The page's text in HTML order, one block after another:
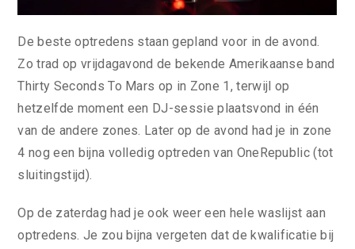
De beste optredens staan gepland voor in de avond.
Zo trad op vrijdagavond de bekende Amerikaanse band
Thirty Seconds To Mars op in Zone 1, terwijl op
hetzelfde moment een DJ-sessie plaatsvond in één
van de andere zones. Later op de avond had je in zone
4 nog een bijna volledig optreden van OneRepublic (tot
sluitingstijd).
Op de zaterdag had je ook weer een hele waslijst aan
optredens. Je zou bijna vergeten dat de kwalificatie bij